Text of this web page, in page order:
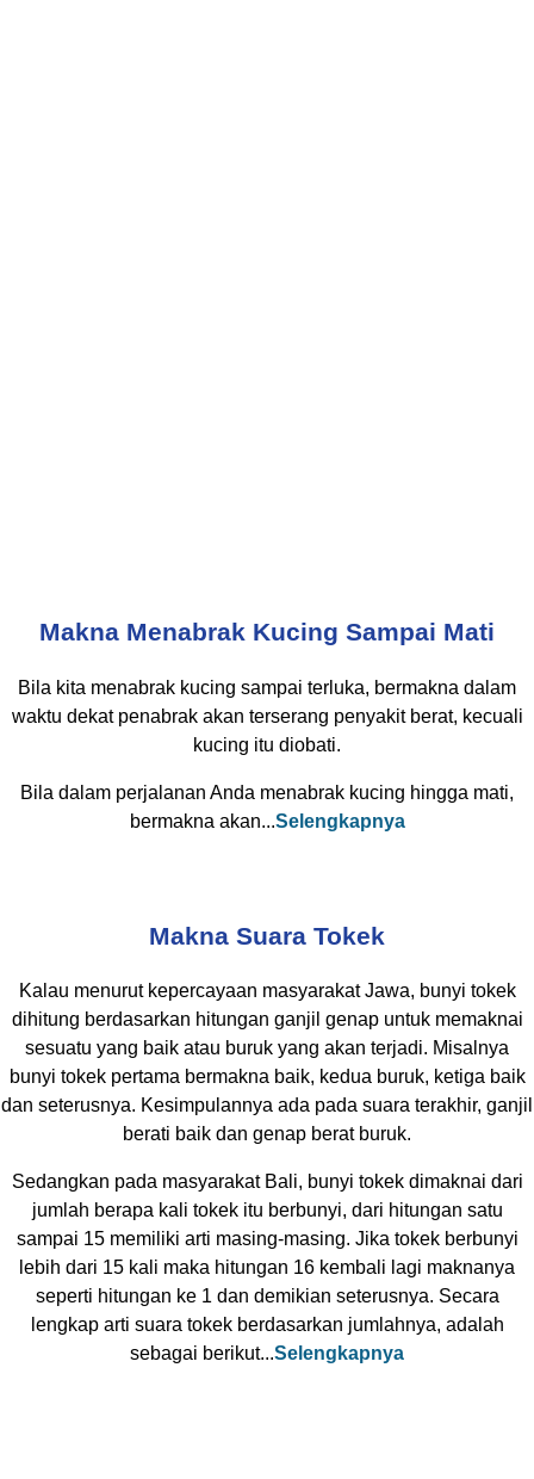
Makna Menabrak Kucing Sampai Mati
Bila kita menabrak kucing sampai terluka, bermakna dalam
waktu dekat penabrak akan terserang penyakit berat, kecuali
kucing itu diobati.
Bila dalam perjalanan Anda menabrak kucing hingga mati,
bermakna akan...Selengkapnya
Makna Suara Tokek
Kalau menurut kepercayaan masyarakat Jawa, bunyi tokek
dihitung berdasarkan hitungan ganjil genap untuk memaknai
sesuatu yang baik atau buruk yang akan terjadi. Misalnya
bunyi tokek pertama bermakna baik, kedua buruk, ketiga baik
dan seterusnya. Kesimpulannya ada pada suara terakhir, ganjil
berati baik dan genap berat buruk.
Sedangkan pada masyarakat Bali, bunyi tokek dimaknai dari
jumlah berapa kali tokek itu berbunyi, dari hitungan satu
sampai 15 memiliki arti masing-masing. Jika tokek berbunyi
lebih dari 15 kali maka hitungan 16 kembali lagi maknanya
seperti hitungan ke 1 dan demikian seterusnya. Secara
lengkap arti suara tokek berdasarkan jumlahnya, adalah
sebagai berikut...Selengkapnya